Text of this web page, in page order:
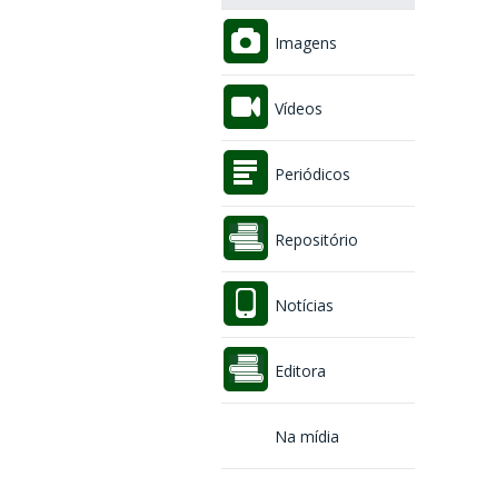
Imagens
Vídeos
Periódicos
Repositório
Notícias
Editora
Na mídia